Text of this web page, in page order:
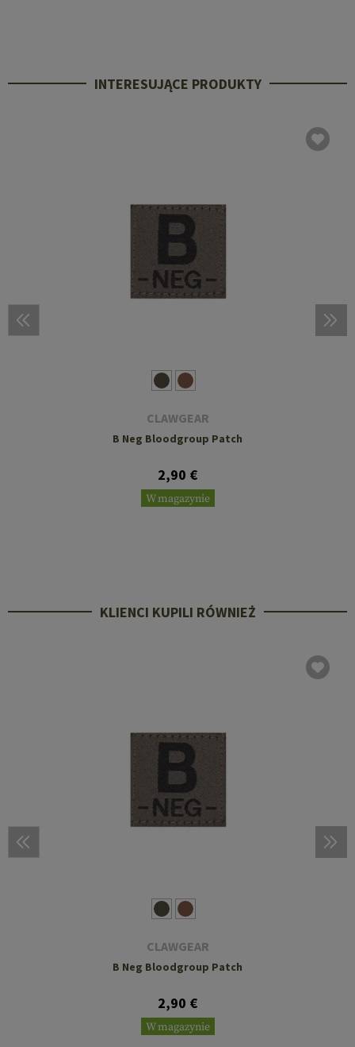
INTERESUJĄCE PRODUKTY
CLAWGEAR
B Neg Bloodgroup Patch
2,90 €
W magazynie
KLIENCI KUPILI RÓWNIEŻ
CLAWGEAR
B Neg Bloodgroup Patch
2,90 €
W magazynie